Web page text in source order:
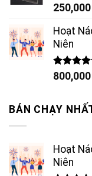
Được xếp
hạng
5 sao
250,000
Hoạt
Niên
Được xếp
hạng
800,000
BÁN CHẠY
Hoạt
Niên